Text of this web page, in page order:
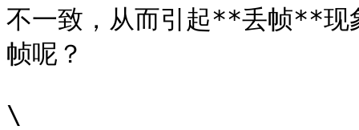
不一致，从而引起**丢帧**现
帧呢？
\